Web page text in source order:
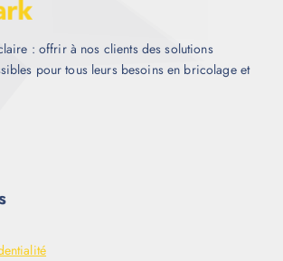
: offrir à nos clients des solutions
pour tous leurs besoins en bricolage et